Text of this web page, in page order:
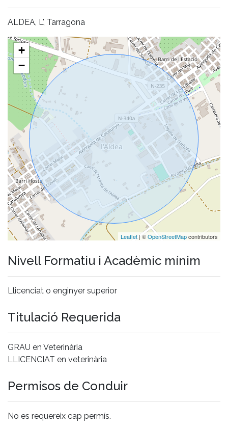
ALDEA, L', Tarragona
+
−
Leaflet | ©OpenStreetMapcontributors
Nivell Formatiu i Acadèmic mínim
Llicenciat o enginyer superior
Titulació Requerida
GRAU en Veterinària
LLICENCIAT en veterinària
Permisos de Conduir
No es requereix cap permís.